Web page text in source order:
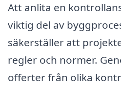
Att anlita en
viktig del av
säkerställer att
regler och normer.
offerter från olika